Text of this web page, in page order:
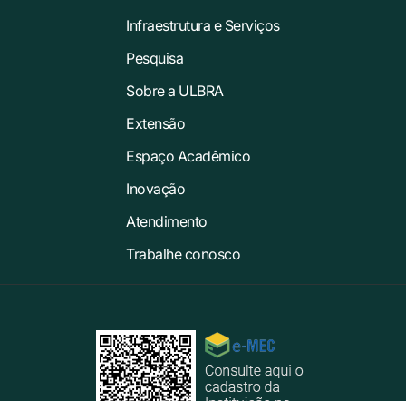
Infraestrutura e Serviços
Pesquisa
Sobre a ULBRA
Extensão
Espaço Acadêmico
Inovação
Atendimento
Trabalhe conosco